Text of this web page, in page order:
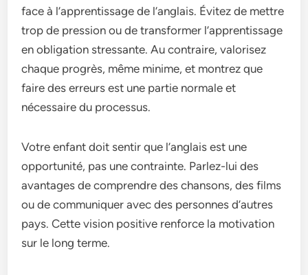
face à l’apprentissage de l’anglais. Évitez de mettre
trop de pression ou de transformer l’apprentissage
en obligation stressante. Au contraire, valorisez
chaque progrès, même minime, et montrez que
faire des erreurs est une partie normale et
nécessaire du processus.
Votre enfant doit sentir que l’anglais est une
opportunité, pas une contrainte. Parlez-lui des
avantages de comprendre des chansons, des films
ou de communiquer avec des personnes d’autres
pays. Cette vision positive renforce la motivation
sur le long terme.